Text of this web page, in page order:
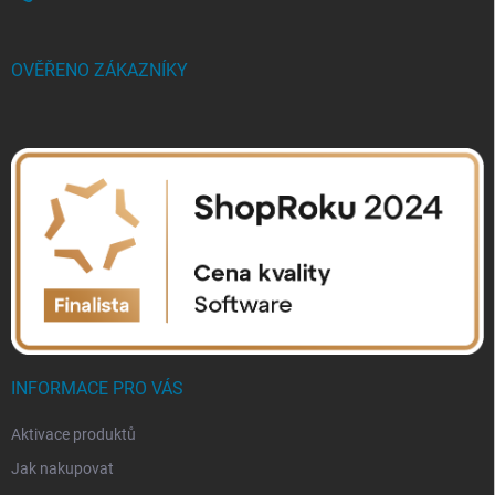
OVĚŘENO ZÁKAZNÍKY
INFORMACE PRO VÁS
Aktivace produktů
Jak nakupovat